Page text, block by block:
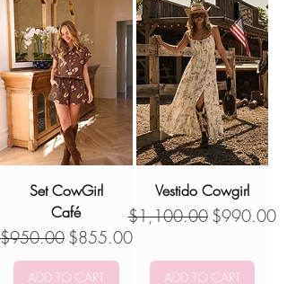
Set CowGirl
Café
$950.00 Precio de oferta
$855.00
ADD TO CART
Vestido Cowgirl
Precio
$1,100.00 Precio de
$990.00
ADD TO CART